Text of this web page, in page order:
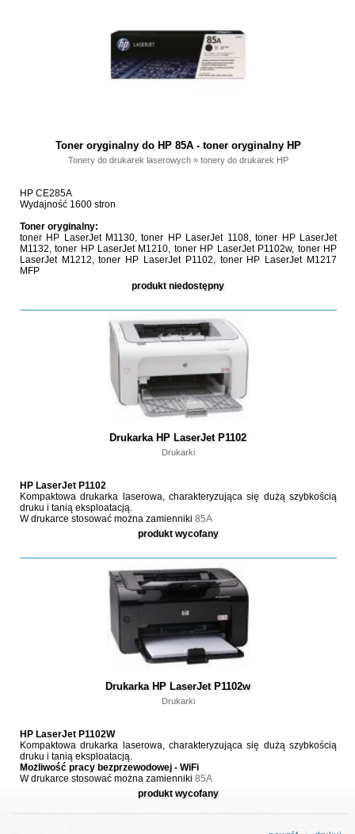
Toner oryginalny do HP 85A - toner oryginalny HP
Tonery do drukarek laserowych» tonery do drukarek HP
HP CE285A
Wydajność 1600 stron
Toner oryginalny:
toner HP LaserJet M1130, toner HP LaserJet 1108, toner HP LaserJet
M1132, toner HP LaserJet M1210, toner HP LaserJet P1102w, toner HP
LaserJet M1212, toner HP LaserJet P1102, toner HP LaserJet M1217
MFP
produkt niedostępny
Drukarka HP LaserJet P1102
Drukarki
HP LaserJet P1102
Kompaktowa drukarka laserowa, charakteryzująca się dużą szybkością
druku i tanią eksploatacją.
W drukarce stosować można zamienniki 85A
produkt wycofany
Drukarka HP LaserJet P1102w
Drukarki
HP LaserJet P1102W
Kompaktowa drukarka laserowa, charakteryzująca się dużą szybkością
druku i tanią eksploatacją.
Możliwość pracy bezprzewodowej - WiFi
W drukarce stosować można zamienniki 85A
produkt wycofany